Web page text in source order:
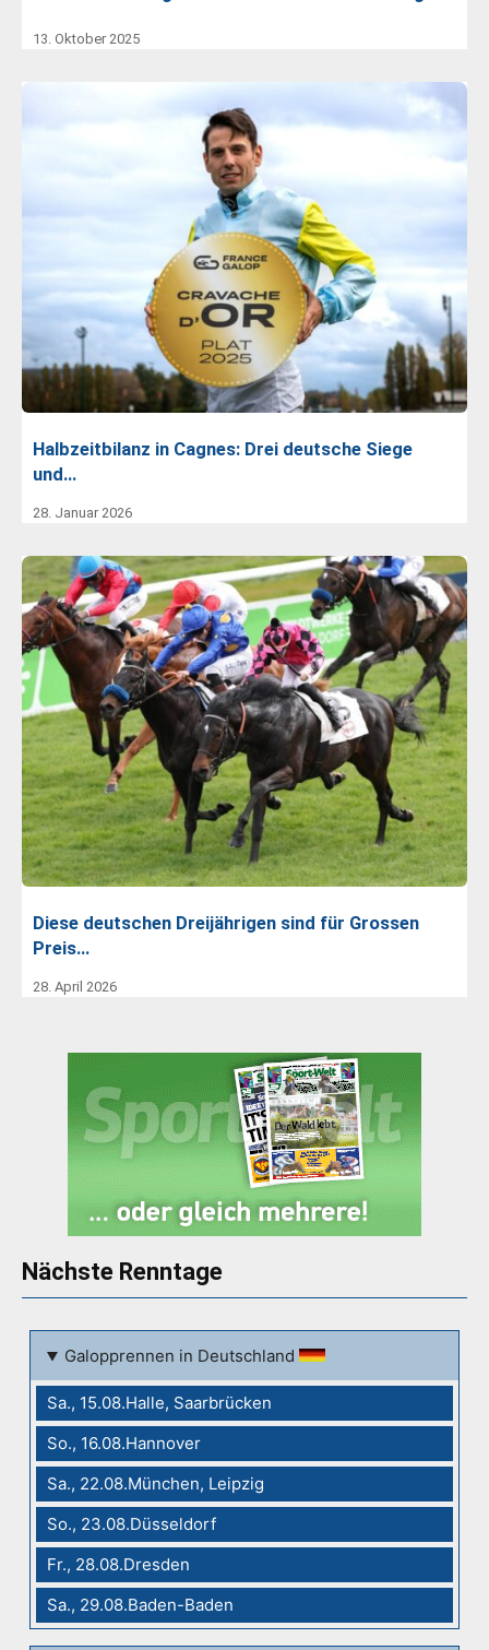
13. Oktober 2025
Halbzeitbilanz in Cagnes: Drei deutsche Siege
und…
28. Januar 2026
Diese deutschen Dreijährigen sind für Grossen
Preis…
28. April 2026
Nächste Renntage
Galopprennen in Deutschland
Sa., 15.08.Halle, Saarbrücken
So., 16.08.Hannover
Sa., 22.08.München, Leipzig
So., 23.08.Düsseldorf
Fr., 28.08.Dresden
Sa., 29.08.Baden-Baden